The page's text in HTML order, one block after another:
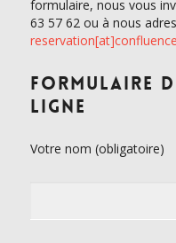
formulaire, nous vous
63 57 62 ou à nous
Formulaire
ligne
Votre nom (obligatoire)